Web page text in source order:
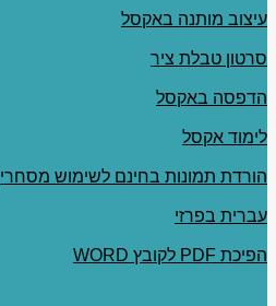
עיצוב מותנה באקסל
סרטון טבלת ציר
הדפסה באקסל
לימוד אקסל
הורדת תמונות בחינם לשימוש מסחרי
עברית בפרזי
הפיכת PDF לקובץ WORD